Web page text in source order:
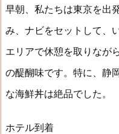
早朝、私たちは東京を出
み、ナビをセットして、
エリアで休憩を取りなが
の醍醐味です。特に、静
な海鮮丼は絶品でした。
ホテル到着